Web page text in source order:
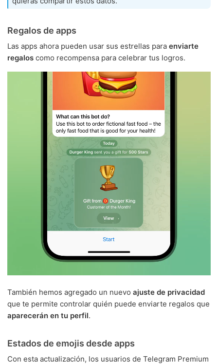
Regalos de apps
Las apps ahora pueden usar sus estrellas para enviarte
regalos como recompensa para celebrar tus logros.
También hemos agregado un nuevo ajuste de privacidad
que te permite controlar quién puede enviarte regalos que
aparecerán en tu perfil.
Estados de emojis desde apps
Con esta actualización, los usuarios de Telegram Premium